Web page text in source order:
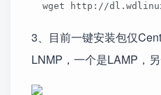
wget http://
3、目前一键安装包仅
LNMP，一个是LAMP，另